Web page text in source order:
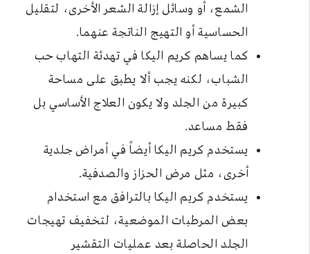
الشمع، أو وسائل إزالة الشعر الأخرى، لتقليل
الحساسية أو التهيج الناتجة عنهما.
كما يساهم كريم اليكا في تهدئة التهاب حب
الشباب، لكنه يجب ألا يطبق على مساحة
كبيرة من الجلد ولا يكون العلاج الأساسي بل
فقط مساعد.
يستخدم كريم اليكا أيضاً في أمراض جلدية
أخرى، مثل مرض الحزاز والصدفية.
يستخدم كريم اليكا بالترافق مع استخدام
بعض المرطبات الموضعية، لتخفيف تهيجات
الجلد الحاصلة بعد عمليات التقشير